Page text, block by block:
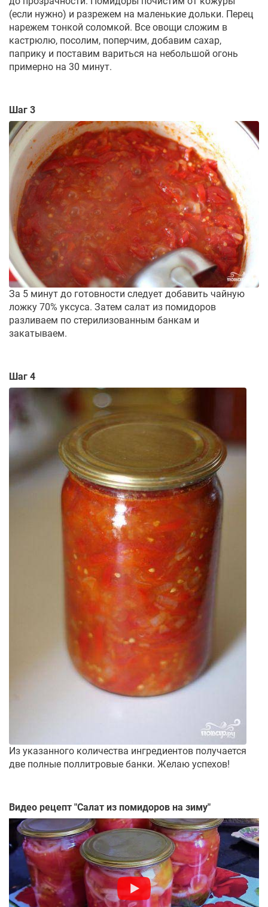
(если нужно) и разрежем на маленькие дольки. Перец
нарежем тонкой соломкой. Все овощи сложим в
кастрюлю, посолим, поперчим, добавим сахар,
паприку и поставим вариться на небольшой огонь
примерно на 30 минут.
Шаг 3
За 5 минут до готовности следует добавить чайную
ложку 70% уксуса. Затем салат из помидоров
разливаем по стерилизованным банкам и
закатываем.
Шаг 4
Из указанного количества ингредиентов получается
две полные поллитровые банки. Желаю успехов!
Видео рецепт "Салат из помидоров на зиму"